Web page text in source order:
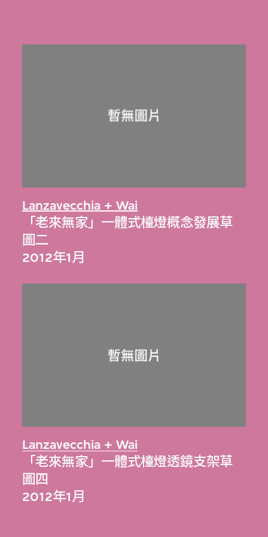
Lanzavecchia + Wai
「老來無家」一體式檯燈概念發展草
圖二
2012年1月
Lanzavecchia + Wai
「老來無家」一體式檯燈透鏡支架草
圖四
2012年1月